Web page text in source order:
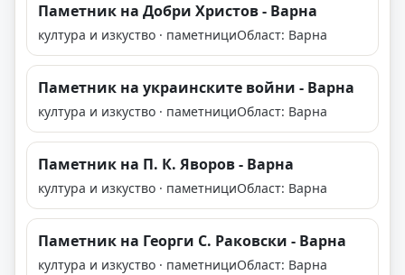
Паметник на Добри Христов - Варна
култура и изкуство · паметнициОбласт: Варна
Паметник на украинските войни - Варна
култура и изкуство · паметнициОбласт: Варна
Паметник на П. К. Яворов - Варна
култура и изкуство · паметнициОбласт: Варна
Паметник на Георги С. Раковски - Варна
култура и изкуство · паметнициОбласт: Варна